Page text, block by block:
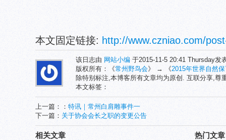
本文固定链接: http://www.czniao.com/
该日志由 网站小编 于2015-11-5 20:41 Thursday发
版权所有：《常州野鸟会》 → 《2015年世界自然
除特别标注,本博客所有文章均为原创. 互联分享,尊
本文标签：
上一篇：： 特讯｜常州白肩雕事件一
下一篇： 关于协会会长之职的变更公告
热门文章
相关文章